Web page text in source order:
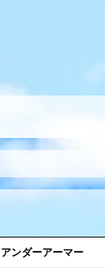
アンダーアーマー